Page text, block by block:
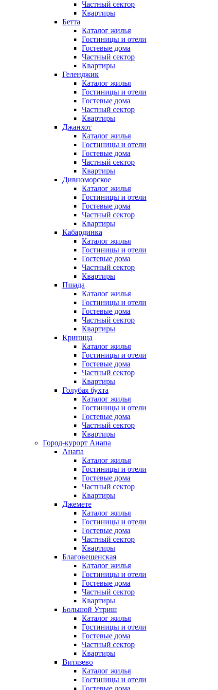
Частный сектор
Квартиры
Бетта
Каталог жилья
Гостиницы и отели
Гостевые дома
Частный сектор
Квартиры
Геленджик
Каталог жилья
Гостиницы и отели
Гостевые дома
Частный сектор
Квартиры
Джанхот
Каталог жилья
Гостиницы и отели
Гостевые дома
Частный сектор
Квартиры
Дивноморское
Каталог жилья
Гостиницы и отели
Гостевые дома
Частный сектор
Квартиры
Кабардинка
Каталог жилья
Гостиницы и отели
Гостевые дома
Частный сектор
Квартиры
Пшада
Каталог жилья
Гостиницы и отели
Гостевые дома
Частный сектор
Квартиры
Криница
Каталог жилья
Гостиницы и отели
Гостевые дома
Частный сектор
Квартиры
Голубая бухта
Каталог жилья
Гостиницы и отели
Гостевые дома
Частный сектор
Квартиры
Город-курорт Анапа
Анапа
Каталог жилья
Гостиницы и отели
Гостевые дома
Частный сектор
Квартиры
Джемете
Каталог жилья
Гостиницы и отели
Гостевые дома
Частный сектор
Квартиры
Благовещенская
Каталог жилья
Гостиницы и отели
Гостевые дома
Частный сектор
Квартиры
Большой Утриш
Каталог жилья
Гостиницы и отели
Гостевые дома
Частный сектор
Квартиры
Витязево
Каталог жилья
Гостиницы и отели